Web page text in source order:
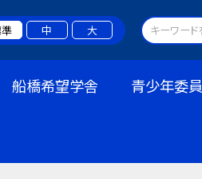
中 大
船橋希望学舎 青少年委員